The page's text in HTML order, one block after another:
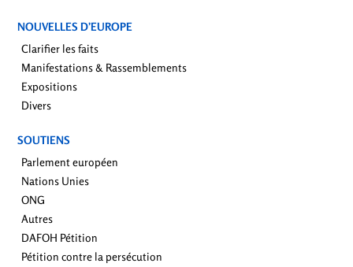
NOUVELLES D’EUROPE
Clarifier les faits
Manifestations & Rassemblements
Expositions
Divers
SOUTIENS
Parlement européen
Nations Unies
ONG
Autres
DAFOH Pétition
Pétition contre la persécution